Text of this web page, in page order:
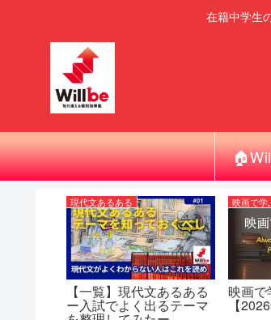
在籍中学生
現代文あるある
【一覧】現代文あるある
ー入試でよく出るテーマ
映画で学
映画
【